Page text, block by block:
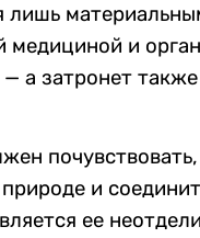
лишь
медициной и
а затронет
и
ее